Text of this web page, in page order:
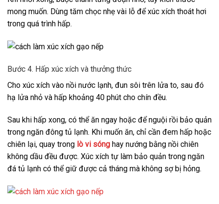
mong muốn. Dùng tăm chọc nhẹ vài lỗ để xúc xích thoát hơi
trong quá trình hấp.
Bước 4. Hấp xúc xích và thưởng thức
Cho xúc xích vào nồi nước lạnh, đun sôi trên lửa to, sau đó
hạ lửa nhỏ và hấp khoảng 40 phút cho chín đều.
Sau khi hấp xong, có thể ăn ngay hoặc để nguội rồi bảo quản
trong ngăn đông tủ lạnh. Khi muốn ăn, chỉ cần đem hấp hoặc
chiên lại, quay trong lò vi sóng hay nướng bằng nồi chiên
không dầu đều được. Xúc xích tự làm bảo quản trong ngăn
đá tủ lạnh có thể giữ được cả tháng mà không sợ bị hỏng.